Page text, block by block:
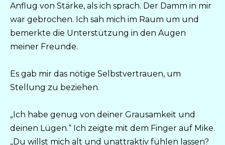
Anflug von Stärke, als ich sprach. Der Damm in mir
war gebrochen. Ich sah mich im Raum um und
bemerkte die Unterstützung in den Augen
meiner Freunde.
Es gab mir das nötige Selbstvertrauen, um
Stellung zu beziehen.
„Ich habe genug von deiner Grausamkeit und
deinen Lügen.“ Ich zeigte mit dem Finger auf Mike.
„Du willst mich alt und unattraktiv fühlen lassen?